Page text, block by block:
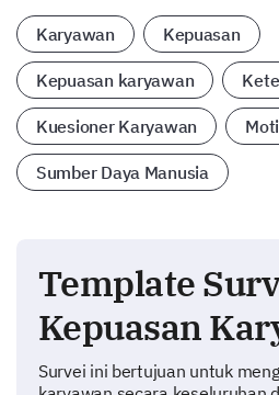
Karyawan Kepuasan
Kepuasan karyawan
Kuesioner Karyawan
Sumber Daya Manusia
Template
Kepuasan
Survei ini bertujuan untuk